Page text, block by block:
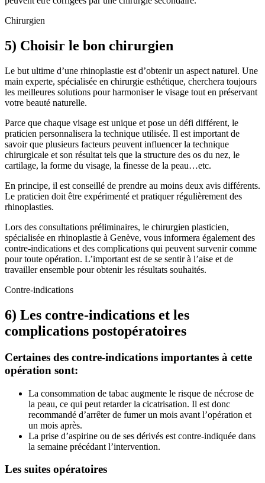
Chirurgien
5) Choisir le bon chirurgien
Le but ultime d’une rhinoplastie est d’obtenir un aspect naturel. Une
main experte, spécialisée en chirurgie esthétique, cherchera toujours
les meilleures solutions pour harmoniser le visage tout en préservant
votre beauté naturelle.
Parce que chaque visage est unique et pose un défi différent, le
praticien personnalisera la technique utilisée. Il est important de
savoir que plusieurs facteurs peuvent influencer la technique
chirurgicale et son résultat tels que la structure des os du nez, le
cartilage, la forme du visage, la finesse de la peau…etc.
En principe, il est conseillé de prendre au moins deux avis différents.
Le praticien doit être expérimenté et pratiquer régulièrement des
rhinoplasties.
Lors des consultations préliminaires, le chirurgien plasticien,
spécialisée en rhinoplastie à Genève, vous informera également des
contre-indications et des complications qui peuvent survenir comme
pour toute opération. L’important est de se sentir à l’aise et de
travailler ensemble pour obtenir les résultats souhaités.
Contre-indications
6) Les contre-indications et les
complications postopératoires
Certaines des contre-indications importantes à cette
opération sont:
La consommation de tabac augmente le risque de nécrose de
la peau, ce qui peut retarder la cicatrisation. Il est donc
recommandé d’arrêter de fumer un mois avant l’opération et
un mois après.
La prise d’aspirine ou de ses dérivés est contre-indiquée dans
la semaine précédant l’intervention.
Les suites opératoires